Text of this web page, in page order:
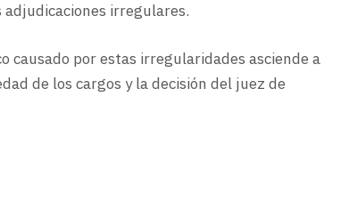
irregulares.
causado por estas irregularidades asciende a
de los cargos y la decisión del juez de